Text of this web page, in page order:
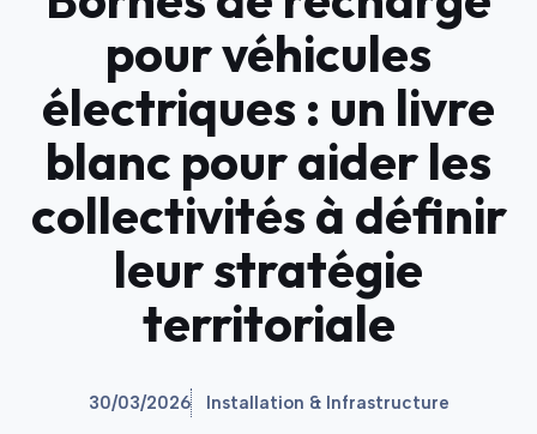
pour véhicules
électriques : un livre
blanc pour aider les
collectivités à définir
leur stratégie
territoriale
30/03/2026 Installation & Infrastructure